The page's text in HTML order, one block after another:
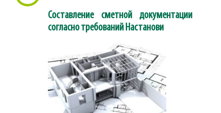
Составление сметной документации
согласно требований Настанови